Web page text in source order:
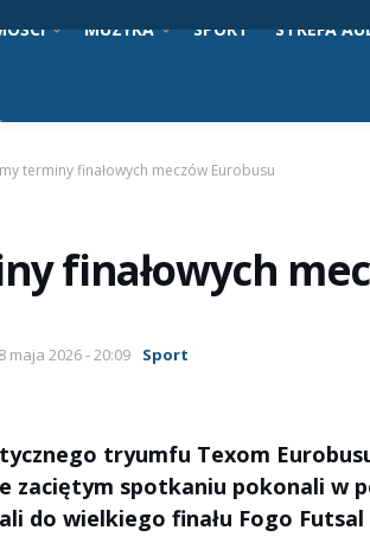
MUZYKA SPORT STREFA
terminy finałowych meczów Eurobusu
finałowych
maja 2026 - 20:09 Sport
tryumfu Texom
zaciętym spotkaniu pokonali w
do wielkiego finału Fogo